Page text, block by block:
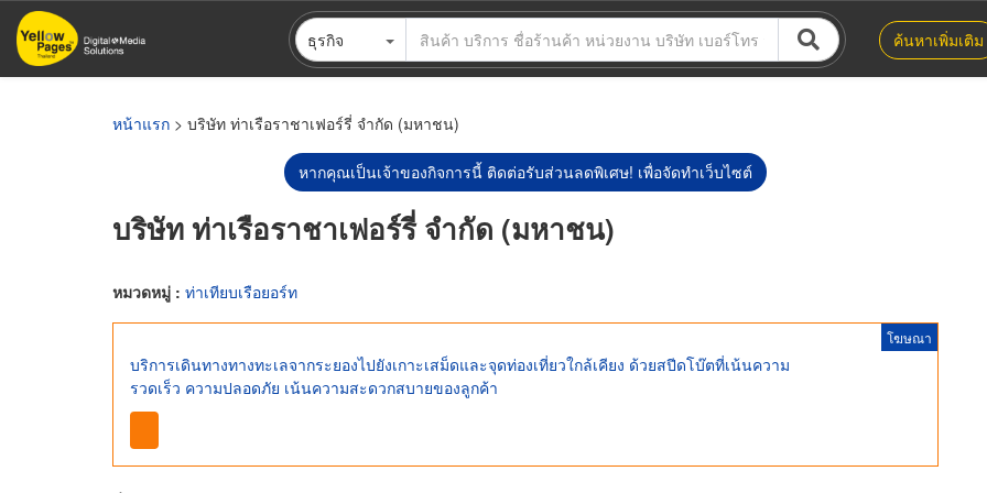
ข้าม
ไป
ธุรกิจ ค้นหาเพิ่มเติม
หน้าแรก > บริษัท ท่าเรือราชาเฟอร์รี่ จำกัด (มหาชน)
หากคุณเป็นเจ้าของกิจการนี้ ติดต่อรับส่วนลดพิเศษ! เพื่อจัดทำเว็บไซต์
บริษัท ท่าเรือราชาเฟอร์รี่ จำกัด (มหาชน)
หมวดหมู่ : ท่าเทียบเรือยอร์ท
โฆษณา
บริการเดินทางทางทะเลจากระยองไปยังเกาะเสม็ดและจุดท่องเที่ยวใกล้เคียง ด้วยสปีดโบ๊ตที่เน้นความ
รวดเร็ว ความปลอดภัย เน้นความสะดวกสบายของลูกค้า